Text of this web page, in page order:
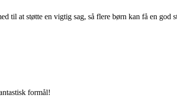
til at støtte en vigtig sag, så flere børn kan få en god
formål!